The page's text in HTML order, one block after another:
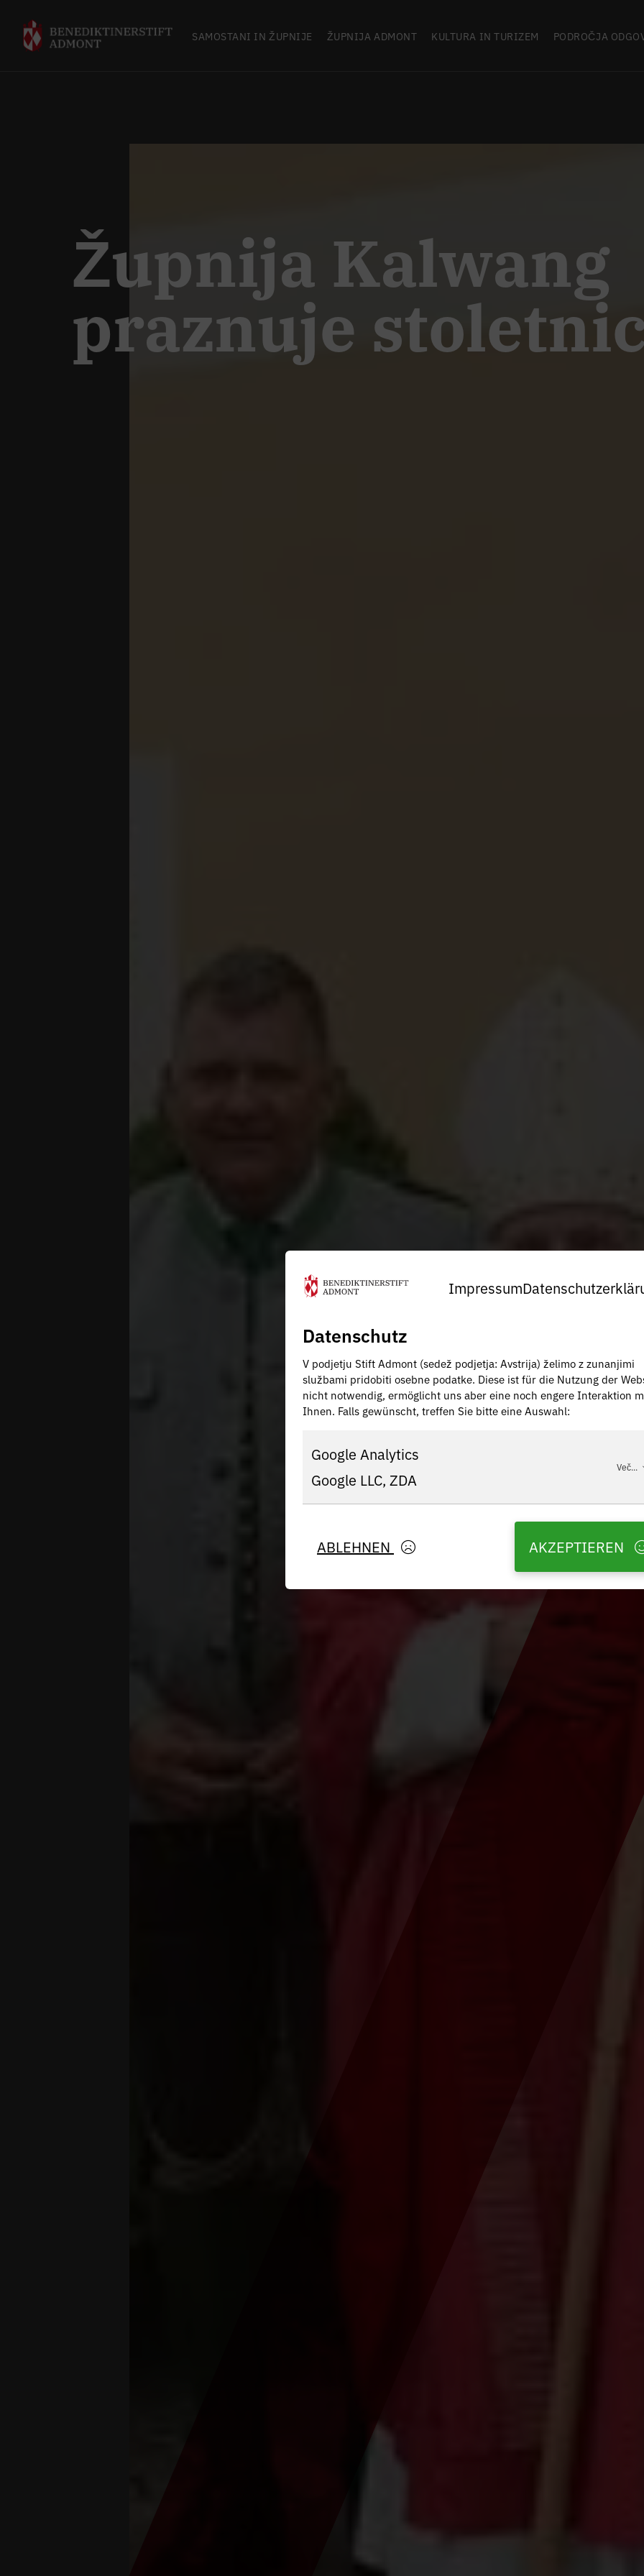
SAMOSTANI IN ŽUPNIJE ŽUPNIJA ADMONT KULTURA IN TURIZEM PODROČJA
Župnija Kalwang
praznuje
Impressum
Datenschutz
V podjetju Stift Admont (sedež podjetja: Avstrija) želimo z zunanjimi
službami pridobiti osebne podatke. Diese ist für die Nutzung der
nicht notwendig, ermöglicht uns aber eine noch engere Interaktion
Ihnen. Falls gewünscht, treffen Sie bitte eine Auswahl:
Google Analytics
Google LLC, ZDA
Več...
ABLEHNEN AKZEPTIEREN